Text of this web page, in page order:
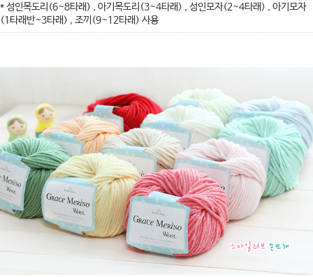
* 성인목도리(6~8타래) , 아기목도리(3~4타래) , 성인모자(2~4타래) , 아기모자
(1타래반~3타래) , 조끼(9~12타래) 사용